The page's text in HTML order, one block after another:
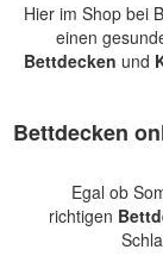
Hier im Shop bei
einen
Bettdecken und
Bettdecken
Egal ob
richtigen